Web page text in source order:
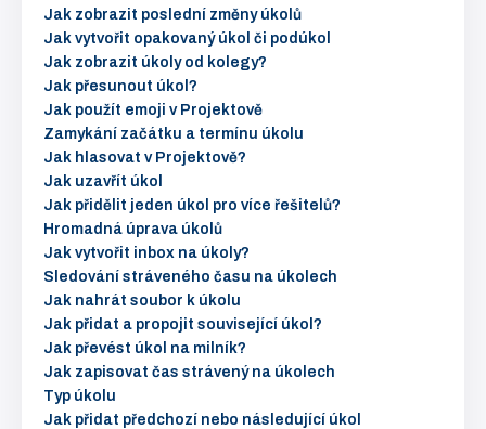
Jak zobrazit poslední změny úkolů
Jak vytvořit opakovaný úkol či podúkol
Jak zobrazit úkoly od kolegy?
Jak přesunout úkol?
Jak použít emoji v Projektově
Zamykání začátku a termínu úkolu
Jak hlasovat v Projektově?
Jak uzavřít úkol
Jak přidělit jeden úkol pro více řešitelů?
Hromadná úprava úkolů
Jak vytvořit inbox na úkoly?
Sledování stráveného času na úkolech
Jak nahrát soubor k úkolu
Jak přidat a propojit související úkol?
Jak převést úkol na milník?
Jak zapisovat čas strávený na úkolech
Typ úkolu
Jak přidat předchozí nebo následující úkol